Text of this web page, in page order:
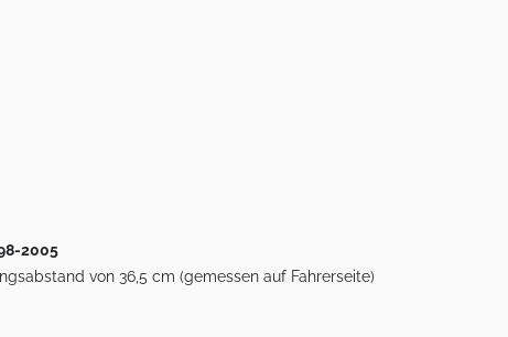
2005
von 36,5 cm (gemessen auf Fahrerseite)